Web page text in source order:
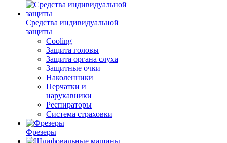
Средства индивидуальной
защиты
Cooling
Защита головы
Защита органа слуха
Защитные очки
Наколенники
Перчатки и
нарукавники
Респираторы
Система страховки
Фрезеры